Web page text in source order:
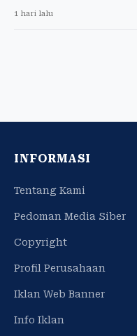
1 hari lalu
INFORMASI
Tentang Kami
Pedoman Media Siber
Copyright
Profil Perusahaan
Iklan Web Banner
Info Iklan